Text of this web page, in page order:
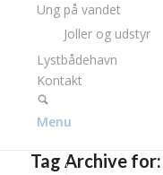
Ung på vandet
Joller og udstyr
Lystbådehavn
Kontakt
Menu
Tag Archive for: